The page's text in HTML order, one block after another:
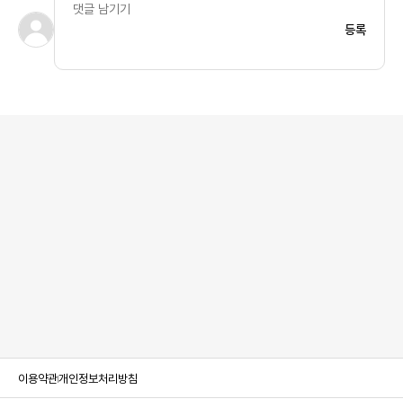
등록
이용약관개인정보처리방침